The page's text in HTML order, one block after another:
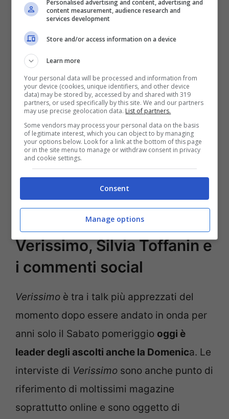
mood che è stato premiato dal pubblico
che ha colto nella compagnadi Pier Silvio
Berlusconi un educazione non sempre
scontata soprattutto in tv.
Verissimo fonte Instagram
Verissimo, Silvia Toffanin e
i commenti social
Verissimo è tra i talk più apprezzati del
momento dopo essere andato in onda per
anni solo il Sabato pomeriggio oggi è
leader degli ascolti anche la Domenica. Le
interviste di Verissimo sono anche punto di
riferimento di moltissimi magazine
soprattutto online e sono oggetto di
Personalised advertising and content, advertising and
content measurement, audience research and
services development
Store and/or access information on a device
Learn more
Your personal data will be processed and information from
your device (cookies, unique identifiers, and other device
data) may be stored by, accessed by and shared with 319
partners, or used specifically by this site. We and our partners
may use precise geolocation data. List of partners.
Some vendors may process your personal data on the basis
of legitimate interest, which you can object to by managing
your options below. Look for a link at the bottom of this page
or in the site menu to manage or withdraw consent in privacy
and cookie settings.
Consent
Manage options